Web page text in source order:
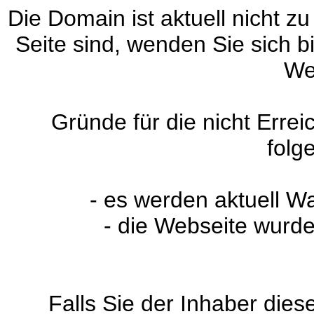
Die Domain ist aktuell nicht
Seite sind, wenden Sie sich
Gründe für die nicht
- es werden aktuell
- die Webseite
Falls Sie der Inhaber